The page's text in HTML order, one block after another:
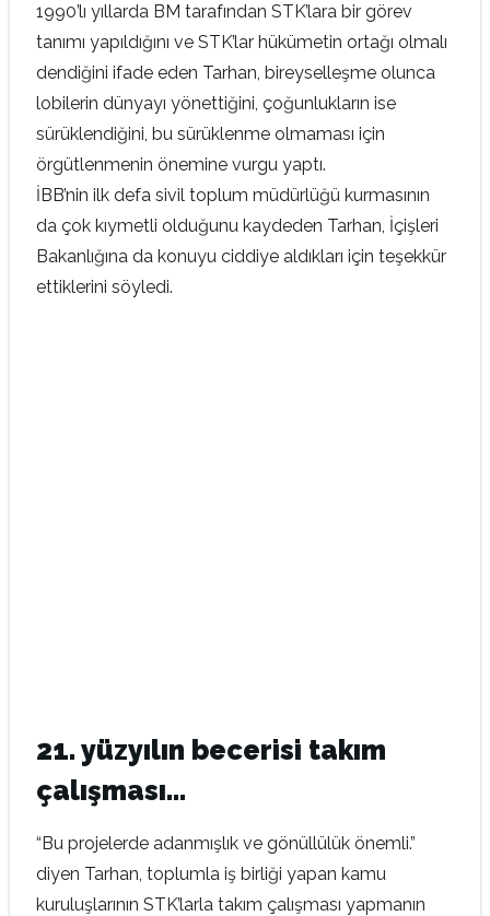
1990’lı yıllarda BM tarafından STK’lara bir görev
tanımı yapıldığını ve STK’lar hükümetin ortağı olmalı
dendiğini ifade eden Tarhan, bireyselleşme olunca
lobilerin dünyayı yönettiğini, çoğunlukların ise
sürüklendiğini, bu sürüklenme olmaması için
örgütlenmenin önemine vurgu yaptı.
İBB’nin ilk defa sivil toplum müdürlüğü kurmasının
da çok kıymetli olduğunu kaydeden Tarhan, İçişleri
Bakanlığına da konuyu ciddiye aldıkları için teşekkür
ettiklerini söyledi.
21. yüzyılın becerisi takım
çalışması…
“Bu projelerde adanmışlık ve gönüllülük önemli.”
diyen Tarhan, toplumla iş birliği yapan kamu
kuruluşlarının STK’larla takım çalışması yapmanın